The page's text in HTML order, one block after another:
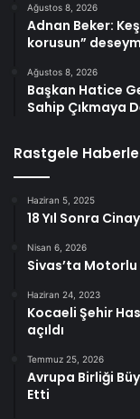
Ağustos 8, 2026
Adnan Beker:
korusun”
Ağustos 8, 2026
Başkan Hatice
Sahip Çıkmaya
Rastgele
Haziran 5, 2025
18 Yıl Sonra
Nisan 6, 2026
Sivas’ta Motorlu
Haziran 24, 2023
Kocaeli Şehir
açıldı
Temmuz 25, 2026
Avrupa Birliği
Etti